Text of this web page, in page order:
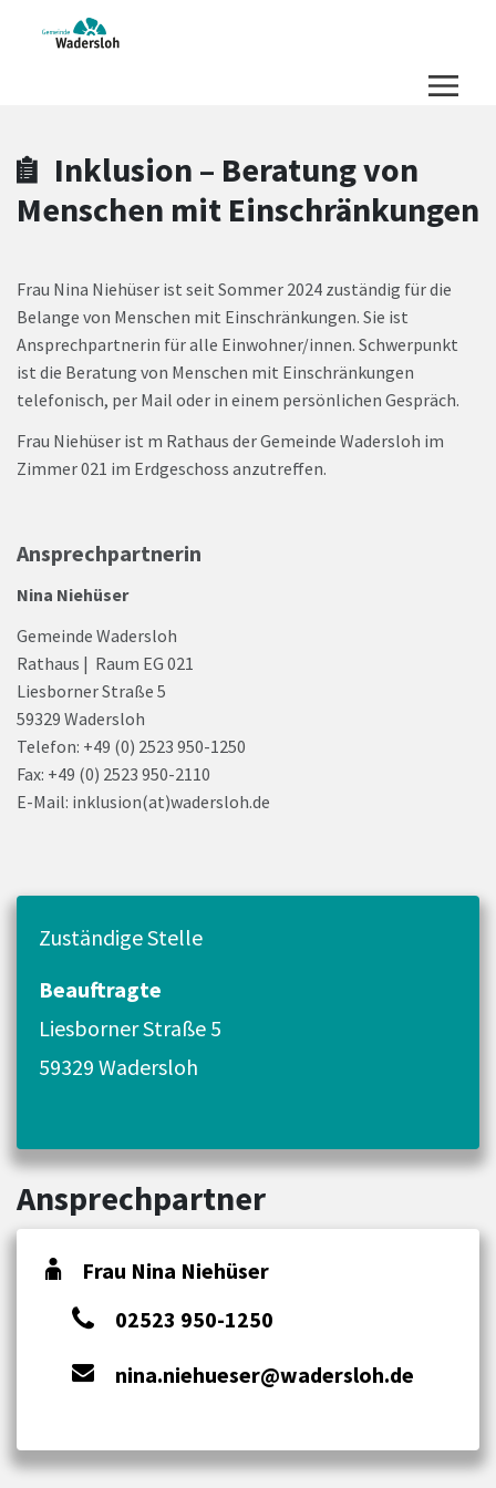
Zum Header
Zum Hauptinhalt
Zum Footer
Zum Hauptinhalt springen
Inklusion – Beratung von
Menschen mit Einschränkungen
Frau Nina Niehüser ist seit Sommer 2024 zuständig für die
Belange von Menschen mit Einschränkungen. Sie ist
Ansprechpartnerin für alle Einwohner/innen. Schwerpunkt
ist die Beratung von Menschen mit Einschränkungen
telefonisch, per Mail oder in einem persönlichen Gespräch.
Frau Niehüser ist m Rathaus der Gemeinde Wadersloh im
Zimmer 021 im Erdgeschoss anzutreffen.
Ansprechpartnerin
Nina Niehüser
Gemeinde Wadersloh
Rathaus | Raum EG 021
Liesborner Straße 5
59329 Wadersloh
Telefon: +49 (0) 2523 950-1250
Fax: +49 (0) 2523 950-2110
E-Mail: inklusion(at)wadersloh.de
Zuständige Stelle
Beauftragte
Liesborner Straße 5
59329 Wadersloh
Ansprechpartner
Frau Nina Niehüser
02523 950-1250
nina.niehueser@wadersloh.de